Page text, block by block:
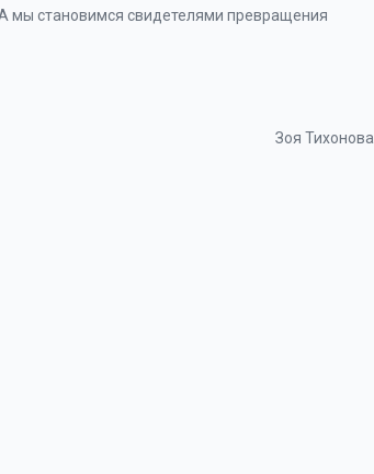
мы становимся свидетелями превращения
Зоя Тихонова